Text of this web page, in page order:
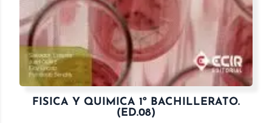
FISICA Y QUIMICA 1º BACHILLERATO.
(ED.08)